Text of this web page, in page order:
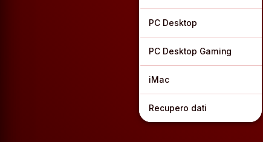
PC Desktop
PC Desktop Gaming
iMac
Recupero dati